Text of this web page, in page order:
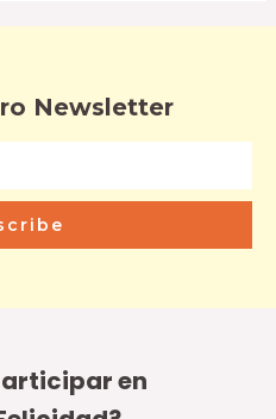
Newsletter
en